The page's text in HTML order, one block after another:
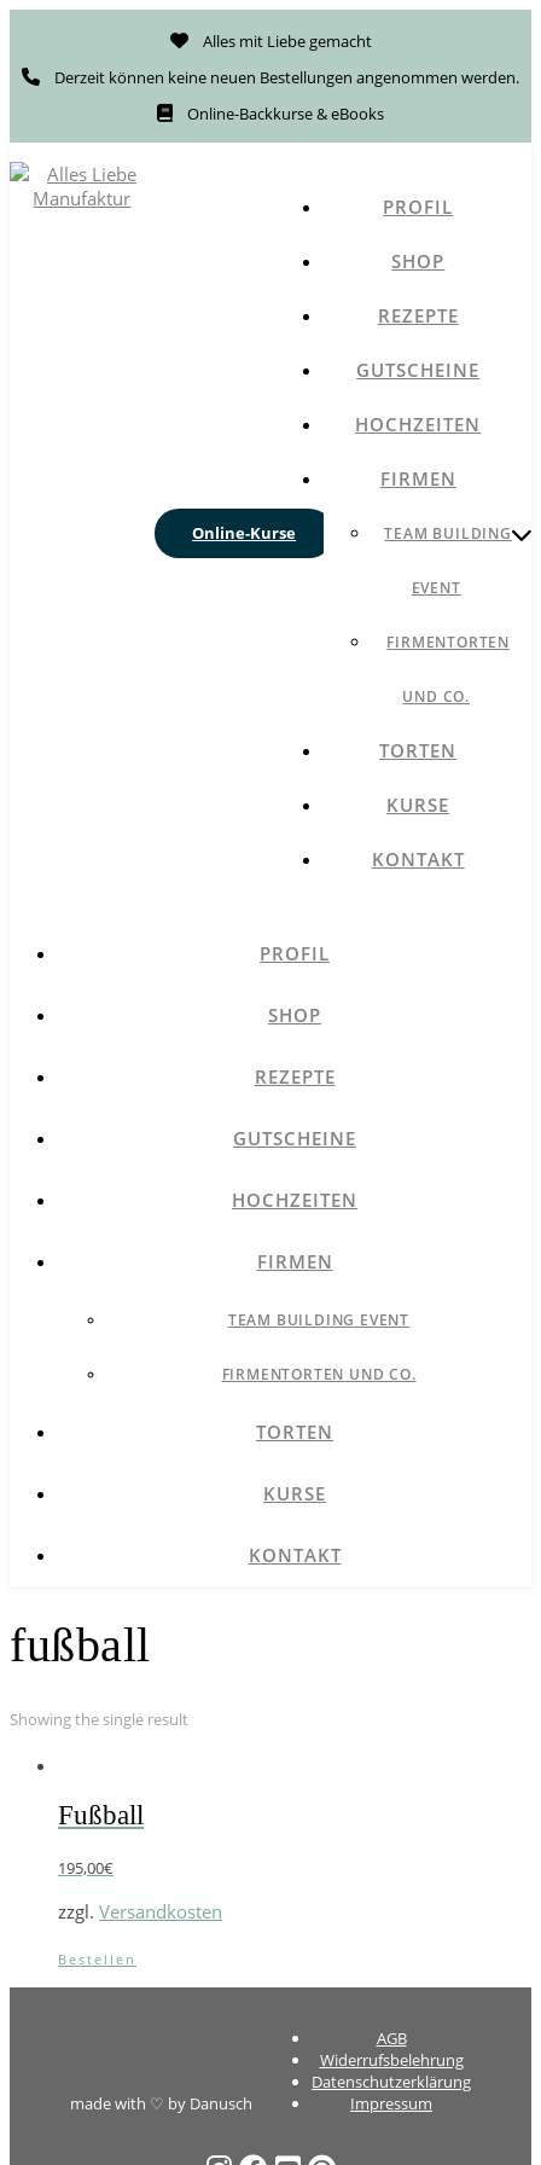
Alles mit Liebe gemacht
Derzeit können keine neuen Bestellungen angenommen werden.
Online-Backkurse & eBooks
Online-Kurse
PROFIL
SHOP
REZEPTE
GUTSCHEINE
HOCHZEITEN
FIRMEN
TEAM BUILDING
EVENT
FIRMENTORTEN
UND CO.
TORTEN
KURSE
KONTAKT
PROFIL
SHOP
REZEPTE
GUTSCHEINE
HOCHZEITEN
FIRMEN
TEAM BUILDING EVENT
FIRMENTORTEN UND CO.
TORTEN
KURSE
KONTAKT
fußball
Showing the single result
Fußball
195,00€
zzgl. Versandkosten
Bestellen
made with ♡ by Danusch
AGB
Widerrufsbelehrung
Datenschutzerklärung
Impressum